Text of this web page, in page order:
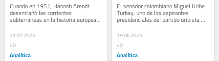
Cuando en 1951, Hannah Arendt
desentrañó las corrientes
subterráneas en la historia europea
que prepararon el advenimiento del
fenómeno...
31.07.2025
40
Analítica
El senador colombiano Miguel Uribe
Turbay, uno de los aspirantes
presidenciales del partido uribista
Centro Democrático para las
elecciones de…
19.06.2025
40
Analítica